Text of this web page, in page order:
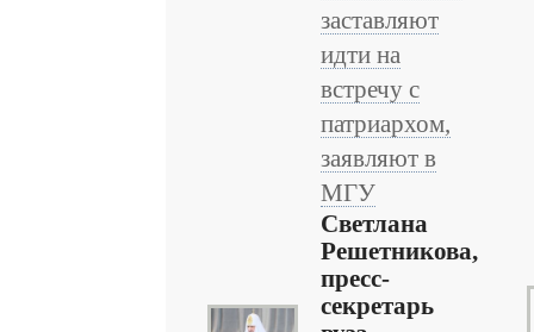
заставляют
идти на
встречу с
патриархом,
заявляют в
МГУ
Светлана
Решетникова,
пресс-
секретарь